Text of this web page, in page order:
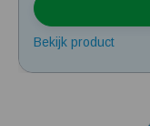
Bekijk product